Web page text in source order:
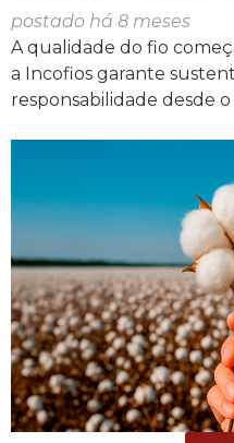
postado há 8 meses
A qualidade do fio
a Incofios garante
responsabilidade desde